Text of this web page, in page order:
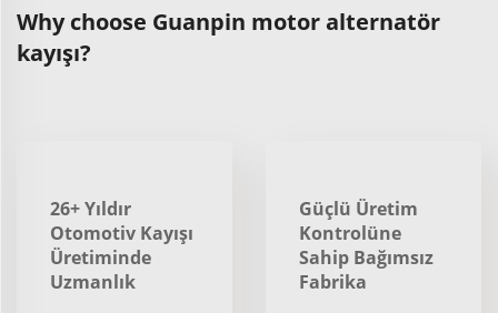
Why choose Guanpin motor alternatör
kayışı?
26+ Yıldır
Otomotiv Kayışı
Üretiminde
Uzmanlık
Güçlü Üretim
Kontrolüne
Sahip Bağımsız
Fabrika